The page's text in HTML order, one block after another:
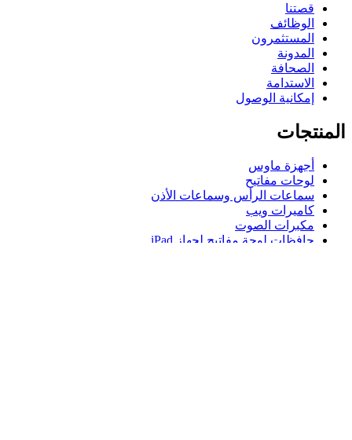
قصتنا
الوظائف
المستثمرون
المدونة
الصحافة
الاستدامة
إمكانية الوصول
المنتجات
أجهزة ماوس
لوحات مفاتيح
سماعات الرأس وسماعات الأذن
كاميرات ويب
مكبرات الصوت
حافظات لوحة مفاتيح لجهاز iPad